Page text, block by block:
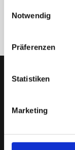
Notwendig
Präferenzen
Statistiken
Marketing